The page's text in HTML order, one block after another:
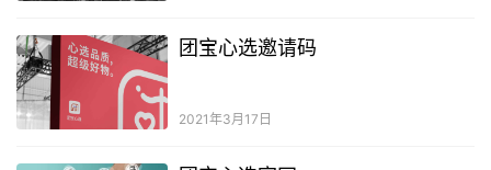
团宝心选邀请码
2021年3月17日